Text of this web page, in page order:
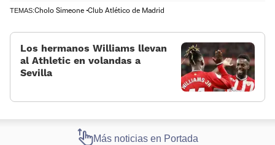
TEMAS:Cholo Simeone Club Atlético de Madrid
Los hermanos Williams llevan
al Athletic en volandas a
Sevilla
Más noticias en Portada